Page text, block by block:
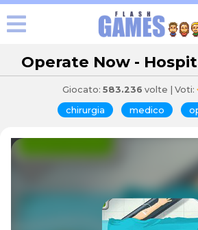
Operate Now -
Giocato: 583.236 volte | Voti:
chirurgia medico